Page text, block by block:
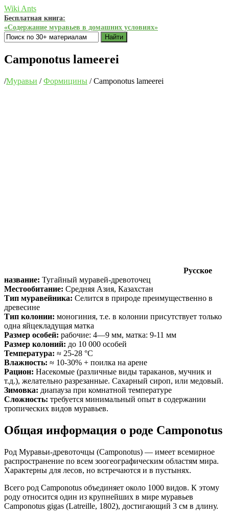
Wiki Ants
Бесплатная книга:
«Содержание муравьев в домашних условиях»
Найти
Camponotus lameerei
/Муравьи / Формицины /Camponotus lameerei
Русское
название: Тугайный муравей-древоточец
Местообитание: Средняя Азия, Казахстан
Тип муравейника: Селится в природе преимущественно в
древесине
Тип колонии: моногиния, т.е. в колонии присутствует только
одна яйцекладущая матка
Размер особей: рабочие: 4—9 мм, матка: 9-11 мм
Размер колоний: до 10 000 особей
Температура: ≈ 25-28 °С
Влажность: ≈ 10-30% + поилка на арене
Рацион: Насекомые (различные виды тараканов, мучник и
т.д.), желательно разрезанные. Сахарный сироп, или медовый.
Зимовка: диапауза при комнатной температуре
Сложность: требуется минимальный опыт в содержании
тропических видов муравьев.
Общая информация о роде Camponotus
Род Муравьи-древоточцы (Camponotus) — имеет всемирное
распространение по всем зоогеографическим областям мира.
Характерны для лесов, но встречаются и в пустынях.
Всего род Camponotus объединяет около 1000 видов. К этому
роду относится один из крупнейших в мире муравьев
Camponotus gigas (Latreille, 1802), достигающий 3 см в длину.